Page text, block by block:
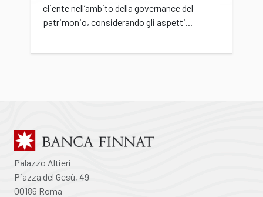
cliente nell’ambito della governance del
patrimonio, considerando gli aspetti...
Palazzo Altieri
Piazza del Gesù, 49
00186 Roma